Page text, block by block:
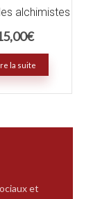
alchimistes
€
la suite
et